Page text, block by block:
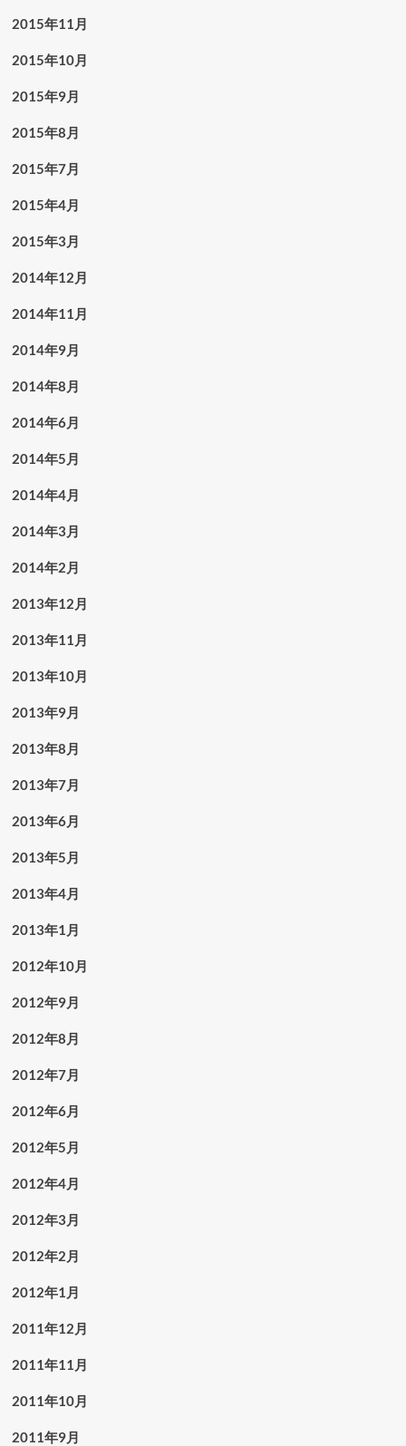
2015年11月
2015年10月
2015年9月
2015年8月
2015年7月
2015年4月
2015年3月
2014年12月
2014年11月
2014年9月
2014年8月
2014年6月
2014年5月
2014年4月
2014年3月
2014年2月
2013年12月
2013年11月
2013年10月
2013年9月
2013年8月
2013年7月
2013年6月
2013年5月
2013年4月
2013年1月
2012年10月
2012年9月
2012年8月
2012年7月
2012年6月
2012年5月
2012年4月
2012年3月
2012年2月
2012年1月
2011年12月
2011年11月
2011年10月
2011年9月